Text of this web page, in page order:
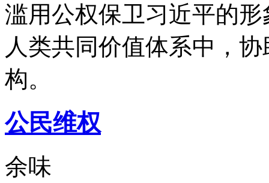
滥用公权保卫习近平的
人类共同价值体系中，
构。
公民维权
余味